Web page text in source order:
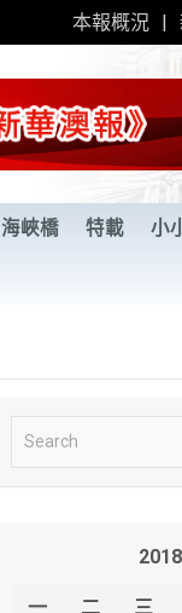
本報概況
海峽橋 特載 小
e
一 二 三